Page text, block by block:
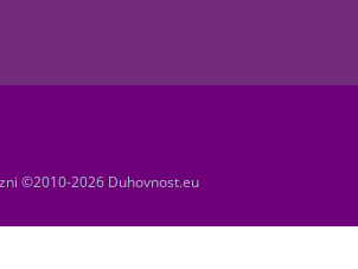
©2010-2026 Duhovnost.eu